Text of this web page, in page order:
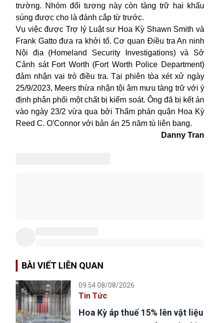
trường. Nhóm đối tượng này còn tàng trữ hai khẩu
súng được cho là đánh cắp từ trước.
Vụ việc được Trợ lý Luật sư Hoa Kỳ Shawn Smith và
Frank Gatto đưa ra khởi tố. Cơ quan Điều tra An ninh
Nội địa (Homeland Security Investigations)và Sở
Cảnh sát Fort Worth (Fort Worth Police Department)
đảm nhận vai trò điều tra. Tại phiên tòa xét xử ngày
25/9/2023, Meers thừa nhận tội âm mưu tàng trữ với ý
định phân phối một chất bị kiểm soát. Ông đã bị kết án
vào ngày 23/2 vừa qua bởi Thẩm phán quận Hoa Kỳ
Reed C. O'Connor với bản án 25 năm tù liên bang.
Danny Tran
BÀI VIẾT LIÊN QUAN
09:54 08/08/2026
Tin Tức
Hoa Kỳ áp thuế 15% lên vật liệu